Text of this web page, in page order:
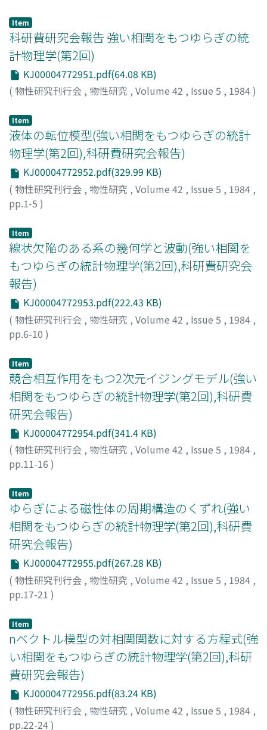
が崩壊する際に放出される電子のエネルギースペクトルの
測定について報告する。実験は,イオンの加速エネルギー
400eV～8keV,観測角度25deg～150deg,放出電子のエネル
ギー0～30eVの範囲で行った。本論文では,特に,Rb^+-Ar
系ならびにCs^+-Kr系におけるスペクトルの衝突エネルギ
ー及び観測角度依存性について解析した。スペクトルの位
は,重粒子衝突特有の運動学的効果(Doppler effect)と入射
粒子と標的粒子間のクーロン相互作用によって放出電子分
布が変化する現象(Barker-Berry-effect)の2つと考えられ
る。後者のBarker-Berry効果は,電子衝突においてはPCI効
果(Post Collision Interaction effect)と呼ばれ,詳しい解析
が行われてきた。しかし,重粒子衝突では,同時におこる
Doppler効果が現象を複雑にするためにこれまでに詳しい
を改善し,2つの効果を同時にとりいれた分布関数を用いて
計算を行い,実験のスペクトル全体を再現した。その結
果,Barker-Berry効果の式の中の未知数である自動電離状
態(Rb 4p^5 5s^2 ^2P_<3/2>及びCs 5p^5 6s^2
^2P_<3/2>)の寿命を求めることができた。(3500(a.u.)及
び3300(a.u.))第2部では,励起断面積測定のために改造した
イオンー原子衝突実験装置と新しく製作したエネルギー分
析器について述べ,予備実験の結果を報告する。なお,本研
献で発表されている。
Item
科研費研究会報告 強い相関をもつゆらぎの統
計物理学(第2回)
KJ00004772951.pdf(64.08 KB)
( 物性研究刊行会 , 物性研究 , Volume 42 , Issue 5 , 1984)
Item
液体の転位模型(強い相関をもつゆらぎの統計
物理学(第2回),科研費研究会報告)
KJ00004772952.pdf(329.99 KB)
( 物性研究刊行会 , 物性研究 , Volume 42 , Issue 5 , 1984 ,
pp.1-5 )
Item
線状欠陥のある系の幾何学と波動(強い相関を
もつゆらぎの統計物理学(第2回),科研費研究会
報告)
KJ00004772953.pdf(222.43 KB)
( 物性研究刊行会 , 物性研究 , Volume 42 , Issue 5 , 1984 ,
pp.6-10 )
Item
競合相互作用をもつ2次元イジングモデル(強い
相関をもつゆらぎの統計物理学(第2回),科研費
研究会報告)
KJ00004772954.pdf(341.4 KB)
( 物性研究刊行会 , 物性研究 , Volume 42 , Issue 5 , 1984 ,
pp.11-16 )
Item
ゆらぎによる磁性体の周期構造のくずれ(強い
相関をもつゆらぎの統計物理学(第2回),科研費
研究会報告)
KJ00004772955.pdf(267.28 KB)
( 物性研究刊行会 , 物性研究 , Volume 42 , Issue 5 , 1984 ,
pp.17-21 )
Item
nベクトル模型の対相関関数に対する方程式(強
い相関をもつゆらぎの統計物理学(第2回),科研
費研究会報告)
KJ00004772956.pdf(83.24 KB)
( 物性研究刊行会 , 物性研究 , Volume 42 , Issue 5 , 1984 ,
pp.22-24)